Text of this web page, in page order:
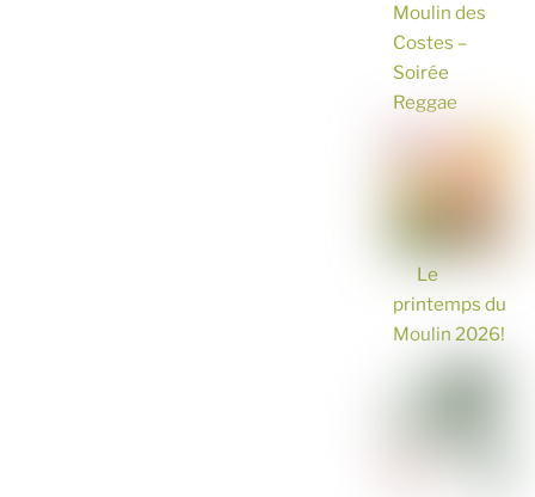
Moulin des
Costes –
Soirée
Reggae
Le
printemps du
Moulin 2026!